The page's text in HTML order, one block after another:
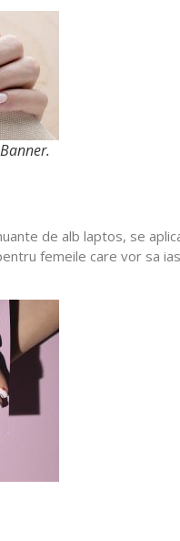
de alb laptos, se
femeile care vor sa